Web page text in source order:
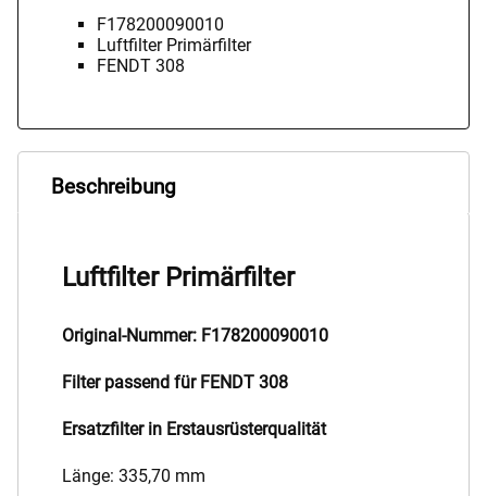
F178200090010
Luftfilter Primärfilter
FENDT 308
Beschreibung
Luftfilter Primärfilter
Original-Nummer: F178200090010
Filter passend für FENDT 308
Ersatzfilter in Erstausrüsterqualität
Länge: 335,70 mm